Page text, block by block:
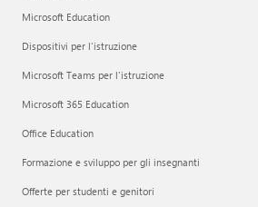
Microsoft Education
Dispositivi per l'istruzione
Microsoft Teams per l'istruzione
Microsoft 365 Education
Office Education
Formazione e sviluppo per gli insegnanti
Offerte per studenti e genitori